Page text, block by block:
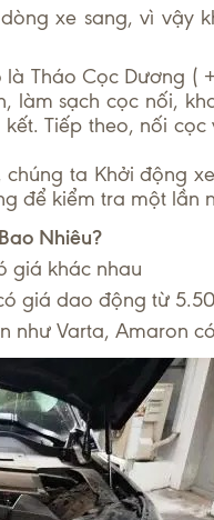
xe sang, vì
Tháo Cọc Dương
làm sạch cọc nối,
Tiếp theo, nối
ta Khởi động
để kiểm tra một lần
Nhiêu?
giá khác nhau
giá dao động từ
như Varta, Amaron